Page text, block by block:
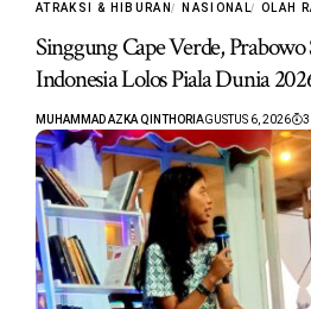
ATRAKSI & HIBURAN NASIONAL OLAH
Singgung Cape Verde, Prabowo
Indonesia Lolos Piala Dunia
MUHAMMAD AZKA QINTHORI AGUSTUS 6, 2026 3